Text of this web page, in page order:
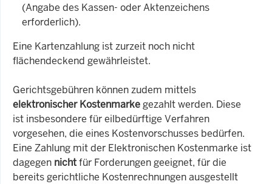
(Angabe des Kassen- oder Aktenzeichens
erforderlich).
Eine Kartenzahlung ist zurzeit noch nicht
flächendeckend gewährleistet.
Gerichtsgebühren können zudem mittels
elektronischer Kostenmarkegezahlt werden. Diese
ist insbesondere für eilbedürftige Verfahren
vorgesehen, die eines Kostenvorschusses bedürfen.
Eine Zahlung mit der Elektronischen Kostenmarke ist
dagegen nichtfür Forderungen geeignet, für die
bereits gerichtliche Kostenrechnungen ausgestellt